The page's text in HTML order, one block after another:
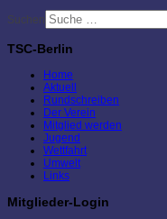
Suchen
TSC-Berlin
Home
Aktuell
Rundschreiben
Der Verein
Mitglied werden
Jugend
Wettfahrt
Umwelt
Links
Mitglieder-Login